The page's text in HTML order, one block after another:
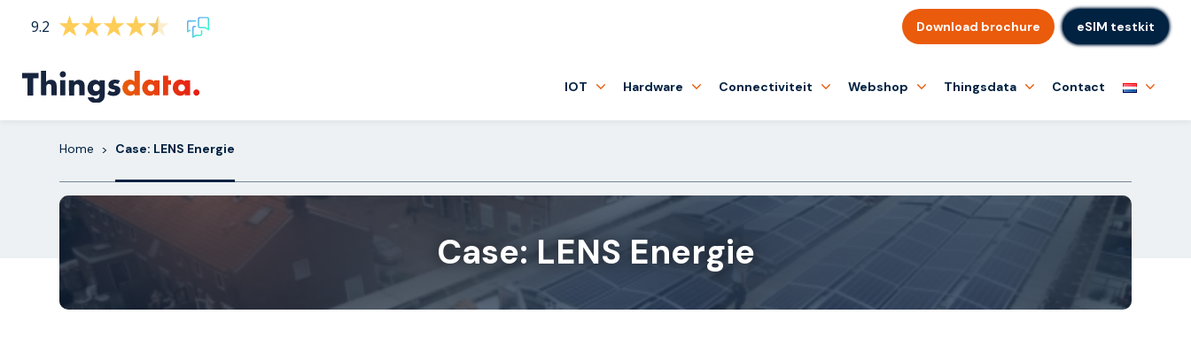
9.2 Download brochure eSIM testkit
IOT Hardware Connectiviteit Webshop Thingsdata Contact
Home > Case: LENS Energie
Case: LENS Energie